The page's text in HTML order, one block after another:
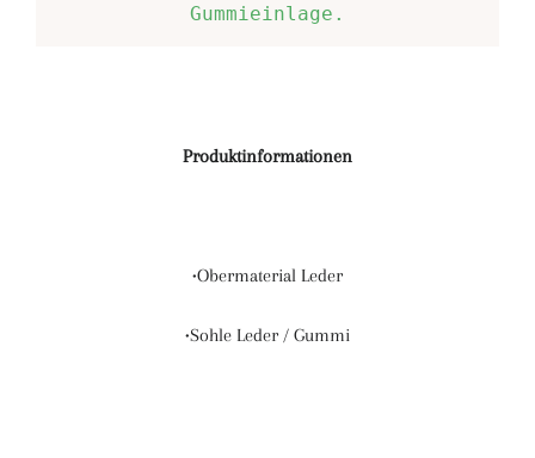
Gummieinlage.
Produktinformationen
•Obermaterial Leder
•Sohle Leder / Gummi